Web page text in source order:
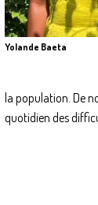
Yolande Baeta
la population. De
quotidien des